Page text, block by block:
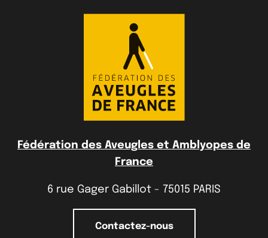
Fédération des Aveugles et Amblyopes de
France
6 rue Gager Gabillot - 75015 PARIS
Contactez-nous